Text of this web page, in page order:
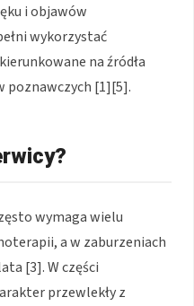
i objawów
wykorzystać
na źródła
poznawczych [1][5].
wymaga wielu
a w zaburzeniach
[3]. W części
przewlekły z